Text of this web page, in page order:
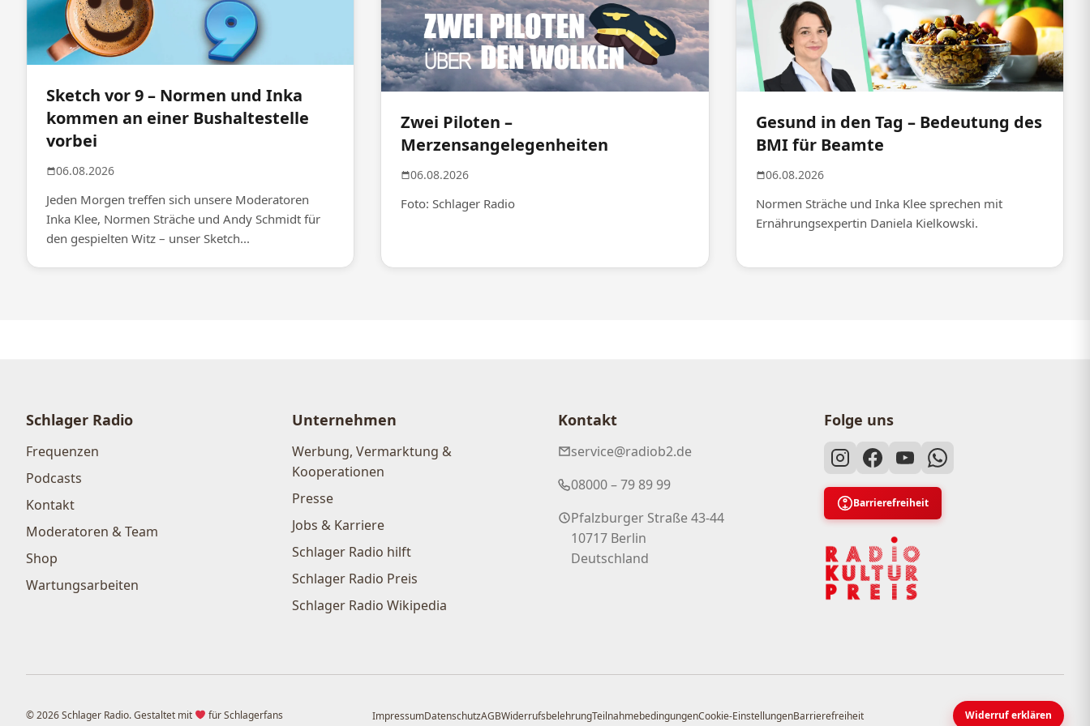
Sketch vor 9 – Normen und Inka
kommen an einer Bushaltestelle
vorbei
06.08.2026
Jeden Morgen treffen sich unsere Moderatoren
Inka Klee, Normen Sträche und Andy Schmidt für
den gespielten Witz – unser Sketch...
Zwei Piloten –
Merzensangelegenheiten
06.08.2026
Foto: Schlager Radio
Gesund in den Tag – Bedeutung des
BMI für Beamte
06.08.2026
Normen Sträche und Inka Klee sprechen mit
Ernährungsexpertin Daniela Kielkowski.
Schlager Radio
Frequenzen
Podcasts
Kontakt
Moderatoren & Team
Shop
Wartungsarbeiten
Unternehmen
Werbung, Vermarktung &
Kooperationen
Presse
Jobs & Karriere
Schlager Radio hilft
Schlager Radio Preis
Schlager Radio Wikipedia
Kontakt
service@radiob2.de
08000 – 79 89 99
Pfalzburger Straße 43-44
10717 Berlin
Deutschland
Folge uns
Barrierefreiheit
© 2026 Schlager Radio. Gestaltet mit für Schlagerfans ImpressumDatenschutzAGBWiderrufsbelehrungTeilnahmebedingungenCookie-EinstellungenBarrierefreiheit Widerruf erklären